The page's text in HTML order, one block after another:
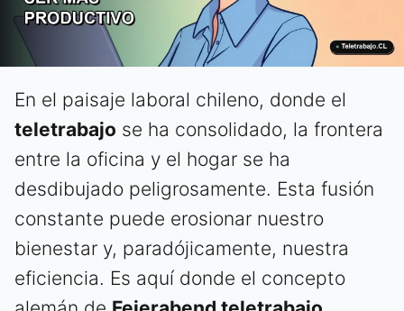
En el paisaje laboral chileno, donde el
teletrabajo se ha consolidado, la frontera
entre la oficina y el hogar se ha
desdibujado peligrosamente. Esta fusión
constante puede erosionar nuestro
bienestar y, paradójicamente, nuestra
eficiencia. Es aquí donde el concepto